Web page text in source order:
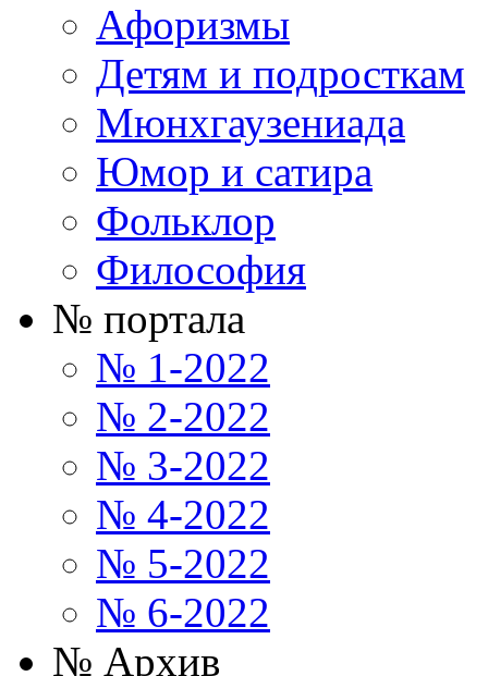
Афоризмы
Детям и подросткам
Мюнхгаузениада
Юмор и сатира
Фольклор
Философия
№ портала
№ 1-2022
№ 2-2022
№ 3-2022
№ 4-2022
№ 5-2022
№ 6-2022
№ Архив